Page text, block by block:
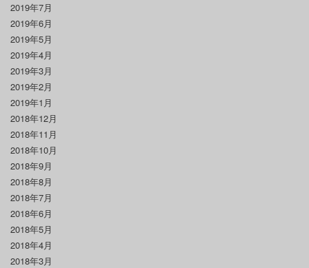
2019年7月
2019年6月
2019年5月
2019年4月
2019年3月
2019年2月
2019年1月
2018年12月
2018年11月
2018年10月
2018年9月
2018年8月
2018年7月
2018年6月
2018年5月
2018年4月
2018年3月